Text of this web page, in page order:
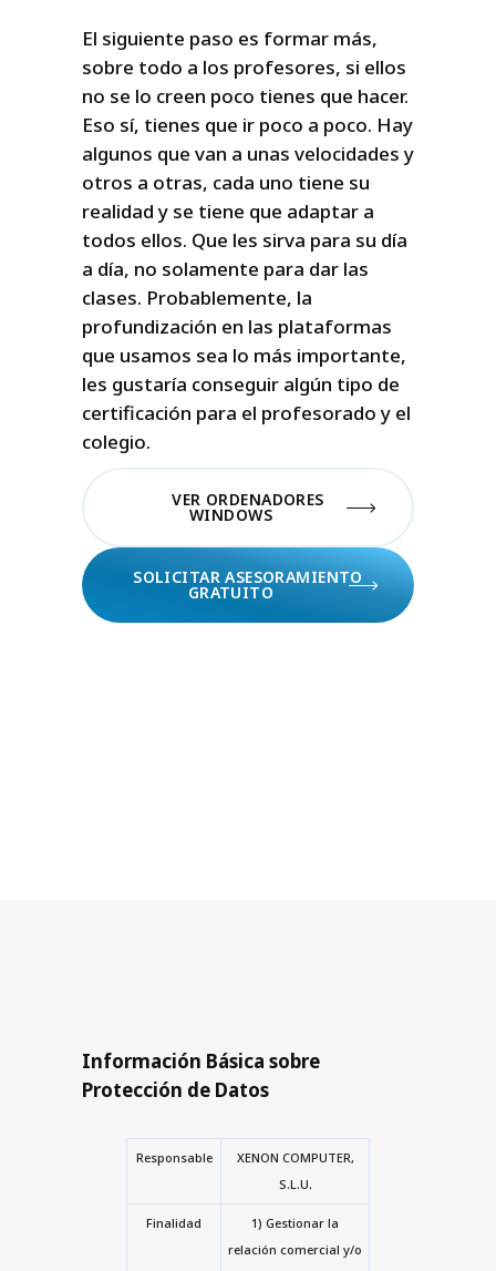
El siguiente paso es formar más,
sobre todo a los profesores, si ellos
no se lo creen poco tienes que hacer.
Eso sí, tienes que ir poco a poco. Hay
algunos que van a unas velocidades y
otros a otras, cada uno tiene su
realidad y se tiene que adaptar a
todos ellos. Que les sirva para su día
a día, no solamente para dar las
clases. Probablemente, la
profundización en las plataformas
que usamos sea lo más importante,
les gustaría conseguir algún tipo de
certificación para el profesorado y el
colegio.
VER ORDENADORES
WINDOWS
SOLICITAR ASESORAMIENTO
GRATUITO
Información Básica sobre
Protección de Datos
Responsable
XENON COMPUTER,
S.L.U.
Finalidad
1) Gestionar la
relación comercial y/o